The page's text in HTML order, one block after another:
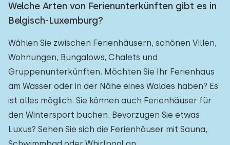
Welche Arten von Ferienunterkünften gibt es in
Belgisch-Luxemburg?
Wählen Sie zwischen Ferienhäusern, schönen Villen,
Wohnungen, Bungalows, Chalets und
Gruppenunterkünften. Möchten Sie Ihr Ferienhaus
am Wasser oder in der Nähe eines Waldes haben? Es
ist alles möglich. Sie können auch Ferienhäuser für
den Wintersport buchen. Bevorzugen Sie etwas
Luxus? Sehen Sie sich die Ferienhäuser mit Sauna,